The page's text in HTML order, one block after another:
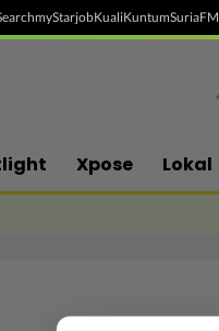
myStarjobKualiKuntumSuriaFM
Xpose Lokal